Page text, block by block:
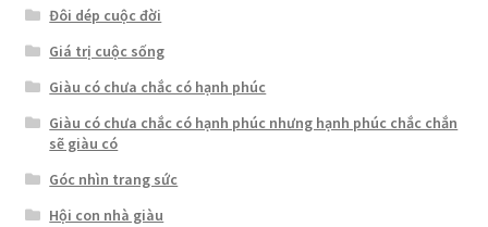
Đôi dép cuộc đời
Giá trị cuộc sống
Giàu có chưa chắc có hạnh phúc
Giàu có chưa chắc có hạnh phúc nhưng hạnh phúc chắc chắn
sẽ giàu có
Góc nhìn trang sức
Hội con nhà giàu